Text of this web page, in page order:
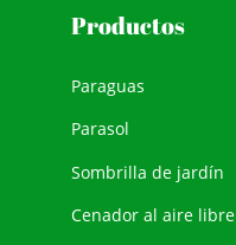
Productos
Paraguas
Parasol
Sombrilla de jardín
Cenador al aire libre